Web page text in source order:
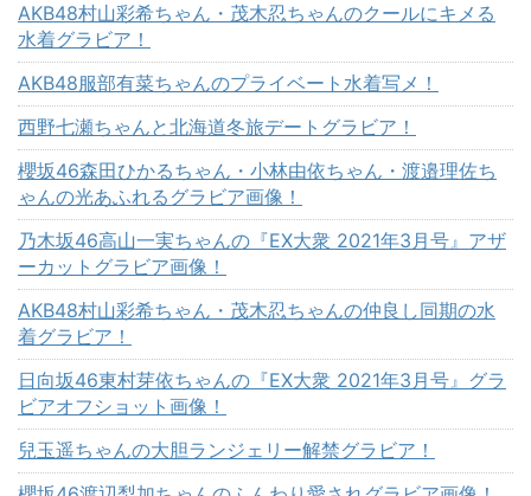
AKB48村山彩希ちゃん・茂木忍ちゃんのクールにキメる
水着グラビア！
AKB48服部有菜ちゃんのプライベート水着写メ！
西野七瀬ちゃんと北海道冬旅デートグラビア！
櫻坂46森田ひかるちゃん・小林由依ちゃん・渡邉理佐ち
ゃんの光あふれるグラビア画像！
乃木坂46高山一実ちゃんの『EX大衆 2021年3月号』アザ
ーカットグラビア画像！
AKB48村山彩希ちゃん・茂木忍ちゃんの仲良し同期の水
着グラビア！
日向坂46東村芽依ちゃんの『EX大衆 2021年3月号』グラ
ビアオフショット画像！
兒玉遥ちゃんの大胆ランジェリー解禁グラビア！